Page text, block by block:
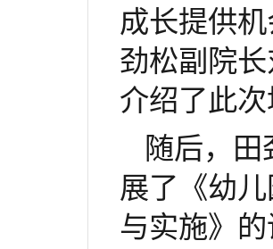
成长提供
劲松副院
介绍了此
随后，
展了《幼
与实施》